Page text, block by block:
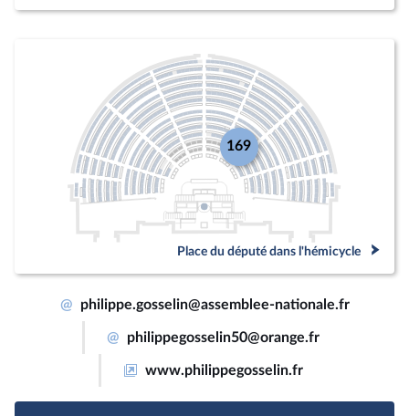
169
Place du député dans l'hémicycle
@ philippe.gosselin@assemblee-nationale.fr
@ philippegosselin50@orange.fr
www.philippegosselin.fr